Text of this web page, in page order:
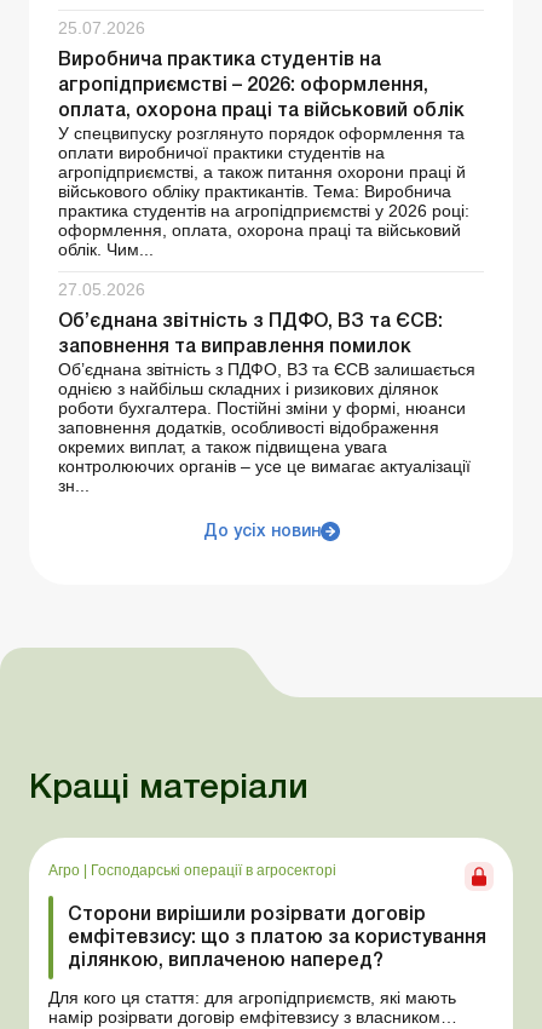
25.07.2026
Виробнича практика студентів на
агропідприємстві – 2026: оформлення,
оплата, охорона праці та військовий облік
У спецвипуску розглянуто порядок оформлення та
оплати виробничої практики студентів на
агропідприємстві, а також питання охорони праці й
військового обліку практикантів. Тема: Виробнича
практика студентів на агропідприємстві у 2026 році:
оформлення, оплата, охорона праці та військовий
облік. Чим...
27.05.2026
Об’єднана звітність з ПДФО, ВЗ та ЄСВ:
заповнення та виправлення помилок
Об’єднана звітність з ПДФО, ВЗ та ЄСВ залишається
однією з найбільш складних і ризикових ділянок
роботи бухгалтера. Постійні зміни у формі, нюанси
заповнення додатків, особливості відображення
окремих виплат, а також підвищена увага
контролюючих органів – усе це вимагає актуалізації
зн...
До усіх новин
Кращі матеріали
Агро Господарські операції в агросекторі
Сторони вирішили розірвати договір
емфітевзису: що з платою за користування
ділянкою, виплаченою наперед?
Для кого ця стаття: для агропідприємств, які мають
намір розірвати договір емфітевзису з власником